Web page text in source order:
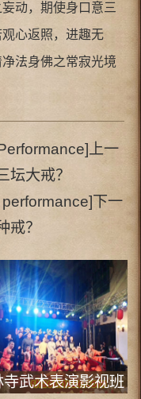
动，期使身口意三
心返照，进趣无
法身佛之常寂光境
上一
坛大戒？
下一
戒？
寺武术表演影视班